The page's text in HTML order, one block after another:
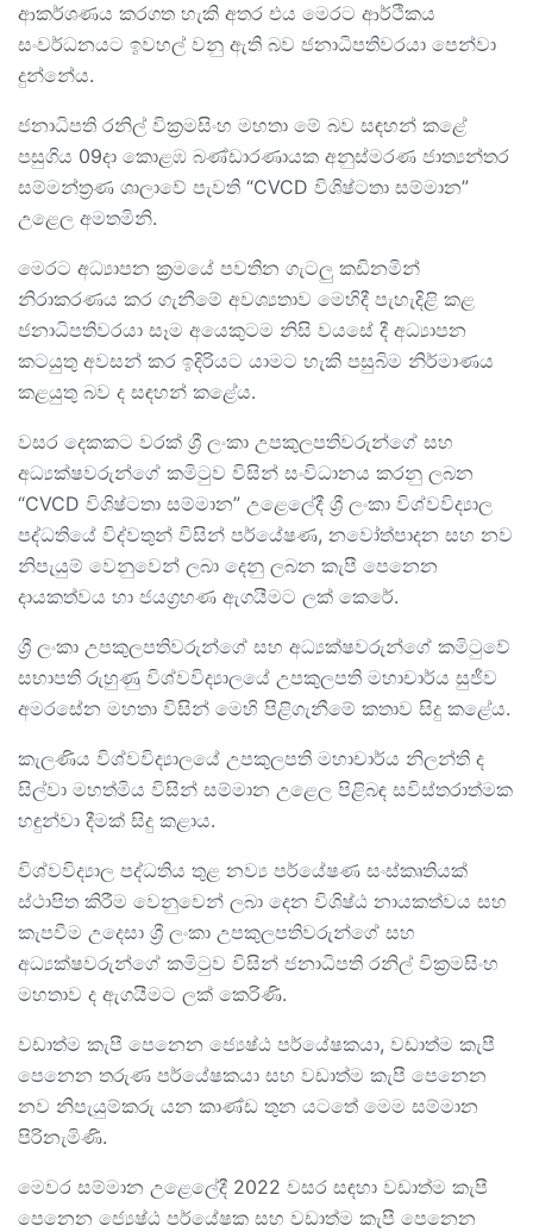
ආකර්ශණය කරගත හැකි අතර එය මෙරට ආර්ථිකය
සංවර්ධනයට ඉවහල් වනු ඇති බව ජනාධිපතිවරයා පෙන්වා
දුන්නේය.
ජනාධිපති රනිල් වික්‍රමසිංහ මහතා මේ බව සඳහන් කළේ
පසුගිය 09දා කොළඹ බණ්ඩාරණායක අනුස්මරණ ජාත්‍යන්තර
සම්මන්ත්‍රණ ශාලාවේ පැවති “CVCD විශිෂ්ටතා සම්මාන”
උළෙල අමතමිනි.
මෙරට අධ්‍යාපන ක්‍රමයේ පවතින ගැටලු කඩිනමින්
නිරාකරණය කර ගැනීමේ අවශ්‍යතාව මෙහිදී පැහැදිළි කළ
ජනාධිපතිවරයා සෑම අයෙකුටම නිසි වයසේ දී අධ්‍යාපන
කටයුතු අවසන් කර ඉදිරියට යාමට හැකි පසුබිම නිර්මාණය
කළයුතු බව ද සඳහන් කළේය.
වසර දෙකකට වරක් ශ්‍රී ලංකා උපකුලපතිවරුන්ගේ සහ
අධ්‍යක්ෂවරුන්ගේ කමිටුව විසින් සංවිධානය කරනු ලබන
“CVCD විශිෂ්ටතා සම්මාන” උළෙලේදී ශ්‍රී ලංකා විශ්වවිද්‍යාල
පද්ධතියේ විද්වතුන් විසින් පර්යේෂණ, නවෝත්පාදන සහ නව
නිපැයුම් වෙනුවෙන් ලබා දෙනු ලබන කැපී පෙනෙන
දායකත්වය හා ජයග්‍රහණ ඇගයීමට ලක් කෙරේ.
ශ්‍රී ලංකා උපකුලපතිවරුන්ගේ සහ අධ්‍යක්ෂවරුන්ගේ කමිටුවේ
සභාපති රුහුණු විශ්වවිද්‍යාලයේ උපකුලපති මහාචාර්ය සුජීව
අමරසේන මහතා විසින් මෙහි පිළිගැනීමේ කතාව සිදු කළේය.
කැලණිය විශ්වවිද්‍යාලයේ උපකුලපති මහාචාර්ය නිලන්ති ද
සිල්වා මහත්මිය විසින් සම්මාන උළෙල පිළිබඳ සවිස්තරාත්මක
හඳුන්වා දීමක් සිදු කළාය.
විශ්වවිද්‍යාල පද්ධතිය තුළ නව්‍ය පර්යේෂණ සංස්කෘතියක්
ස්ථාපිත කිරීම වෙනුවෙන් ලබා දෙන විශිෂ්ඨ නායකත්වය සහ
කැපවීම උදෙසා ශ්‍රී ලංකා උපකුලපතිවරුන්ගේ සහ
අධ්‍යක්ෂවරුන්ගේ කමිටුව විසින් ජනාධිපති රනිල් වික්‍රමසිංහ
මහතාව ද ඇගයීමට ලක් කෙ‍රිණි.
වඩාත්ම කැපී පෙනෙන ජ්‍යෙෂ්ඨ පර්යේෂකයා, වඩාත්ම කැපී
පෙනෙන තරුණ පර්යේෂකයා සහ වඩාත්ම කැපී පෙනෙන
නව නිපැයුම්කරු යන කාණ්ඩ තුන යටතේ මෙම සම්මාන
පිරිනැමිණි.
මෙවර සම්මාන උළෙලේදී 2022 වසර සඳහා වඩාත්ම කැපී
පෙනෙන ජ්‍යෙෂ්ඨ පර්යේෂක සහ වඩාත්ම කැපී පෙනෙන